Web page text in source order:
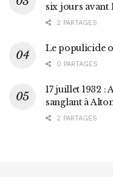
six jours
2 PARTAGES
Le populicide
0 PARTAGES
17 juillet 1932 :
sanglant à
2 PARTAGES